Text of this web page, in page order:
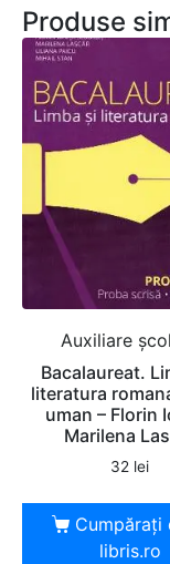
Produse
Auxiliare
Bacalaureat.
literatura
uman – Florin
Marilena
32 lei
Cumpărați
libris.ro